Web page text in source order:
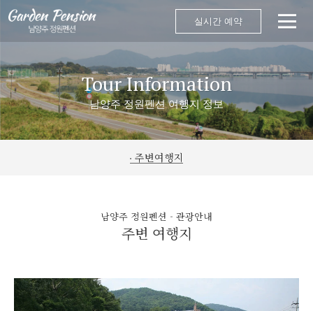
실시간 예약
Tour Information
남양주 정원펜션 여행지 정보
주변여행지
남양주 정원펜션 - 관광안내
주변 여행지